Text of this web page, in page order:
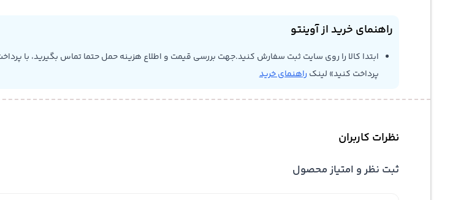
راهنمای خرید از آوینتو
ابتدا کالا را روی سایت ثبت سفارش کنید.جهت بررسی قیمت و اطلاع هزینه حمل حتما تماس بگیرید، با
پرداخت کنید» لینک راهنمای خرید
نظرات کاربران
ثبت نظر و امتیاز محصول